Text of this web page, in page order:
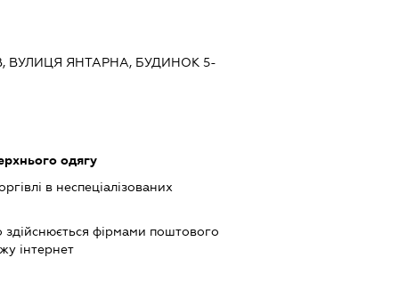
ВУЛИЦЯ ЯНТАРНА, БУДИНОК 5-
одягу
в неспеціалізованих
здійснюється фірмами поштового
інтернет